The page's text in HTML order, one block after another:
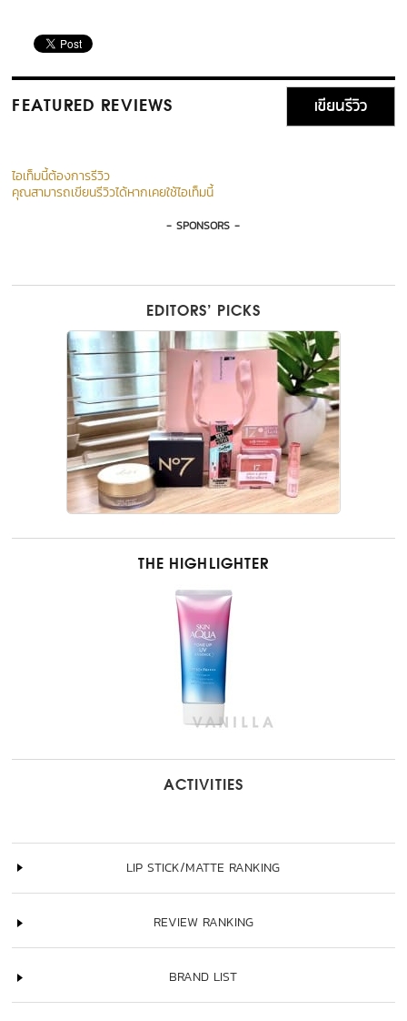
FEATURED REVIEWS เขียนรีวิว
ไอเท็มนี้ต้องการรีวิว
คุณสามารถเขียนรีวิวได้หากเคยใช้ไอเท็มนี้
- SPONSORS -
EDITORS’ PICKS
THE HIGHLIGHTER
ACTIVITIES
LIP STICK/MATTE RANKING
REVIEW RANKING
BRAND LIST